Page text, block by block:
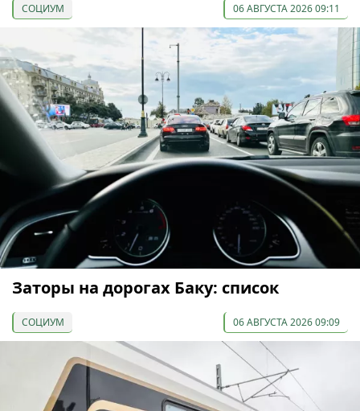
СОЦИУМ 06 АВГУСТА 2026 09:11
Заторы на дорогах Баку: список
СОЦИУМ 06 АВГУСТА 2026 09:09